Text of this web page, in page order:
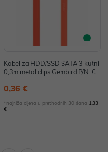
Kabel za HDD/SSD SATA 3 kutni
0,3m metal clips Gembird P/N: CC
0,36 €
*najniža cijena u prethodnih 30 dana 1,33
€